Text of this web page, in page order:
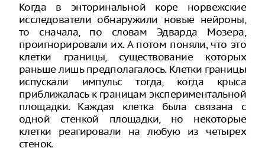
Когда в энторинальной коре норвежские
исследователи обнаружили новые нейроны,
то сначала, по словам Эдварда Мозера,
проигнорировали их. А потом поняли, что это
клетки границы, существование которых
раньше лишь предполагалось. Клетки границы
испускали импульс тогда, когда крыса
приближалась к границам экспериментальной
площадки. Каждая клетка была связана с
одной стенкой площадки, но некоторые
клетки реагировали на любую из четырех
стенок.